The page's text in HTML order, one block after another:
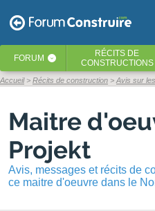
FORUM ‹ RÉCITS DE
CONSTRUCTIONS
Accueil Récits de construction Avis sur
Maitre
Projekt
Avis, messages et récits de
ce maitre d'oeuvre dans le